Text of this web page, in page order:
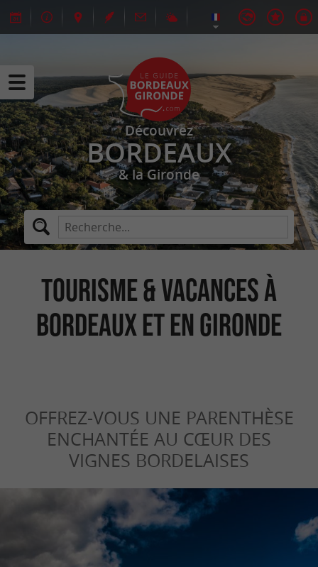
Découvrez
BORDEAUX
& la Gironde
Tourisme & Vacances à
Bordeaux et en Gironde
OFFREZ-VOUS UNE PARENTHÈSE
ENCHANTÉE AU CŒUR DES
VIGNES BORDELAISES